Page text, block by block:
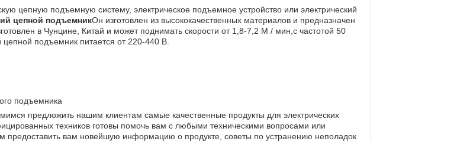
цепную подъемную систему, электрическое подъемное устройство или электрический
цепной подъемникОн изготовлен из высококачественных материалов и предназначен
в Чунцине, Китай и может поднимать скорости от 1,8-7,2 М / мин,с частотой 50
подъемник питается от 220-440 В.
подъемника
предложить нашим клиентам самые качественные продукты для электрических
техников готовы помочь вам с любыми техническими вопросами или
предоставить вам новейшую информацию о продукте, советы по устранению неполадок